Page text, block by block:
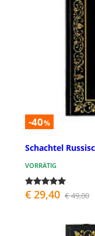
-40%
Schachtel
VORRÄTIG
€ 29,40 € 49,00